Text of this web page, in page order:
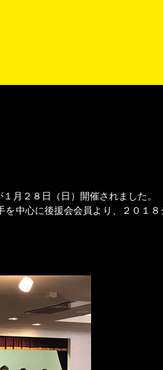
月２８日（日）開催されました。
中心に後援会会員より、２０１